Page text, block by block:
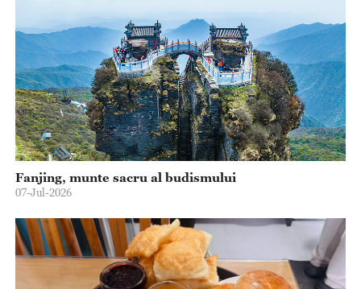
Fanjing, munte sacru al budismului
07-Jul-2026